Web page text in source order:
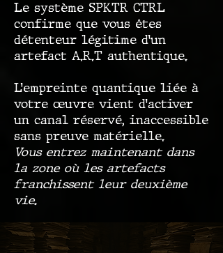
Le système SPKTR CTRL
confirme que vous êtes
détenteur légitime d’un
artefact A.R.T authentique.
L’empreinte quantique liée à
votre œuvre vient d’activer
un canal réservé, inaccessible
sans preuve matérielle.
Vous entrez maintenant dans
la zone où les artefacts
franchissent leur deuxième
vie.